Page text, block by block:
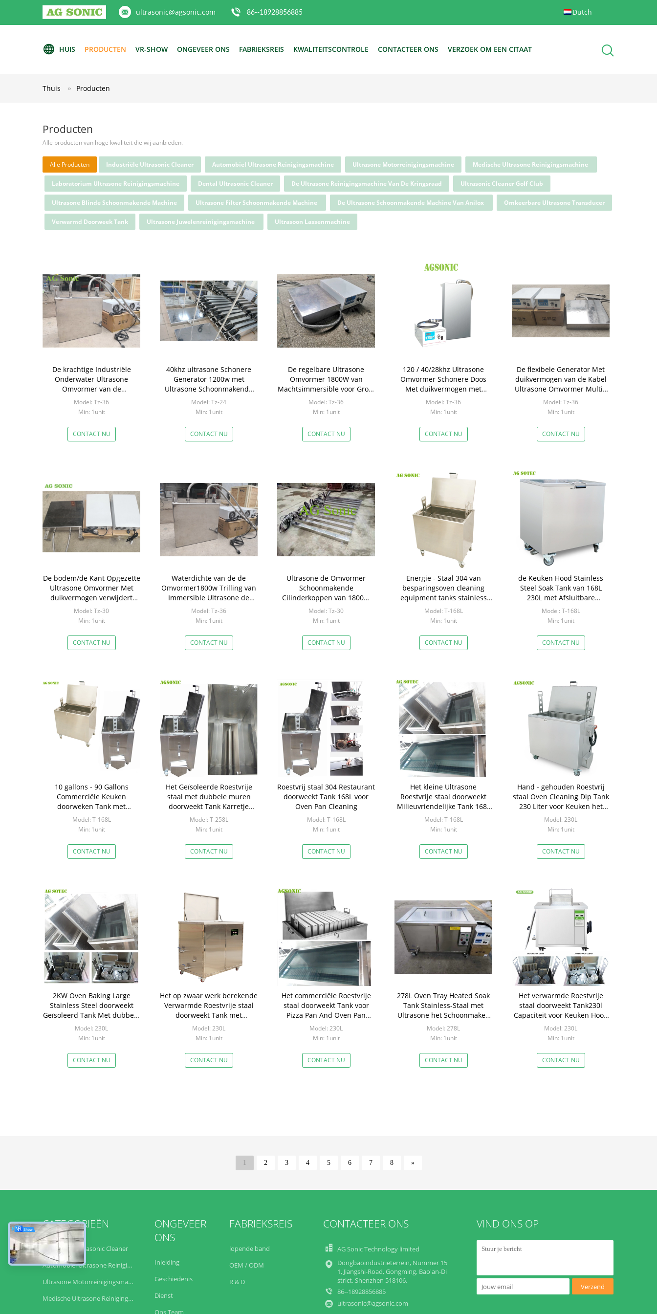
ultrasonic@agsonic.com 86--18928856885 Dutch
HUIS PRODUCTEN VR-SHOW ONGEVEER ONS FABRIEKSREIS KWALITEITSCONTROLE CONTACTEER ONS VERZOEK OM EEN CITAAT
Thuis Producten
Producten
Alle producten van hoge kwaliteit die wij aanbieden.
Alle Producten Industriële Ultrasonic Cleaner Automobiel Ultrasone Reinigingsmachine Ultrasone Motorreinigingsmachine Medische Ultrasone Reinigingsmachine
Laboratorium Ultrasone Reinigingsmachine Dental Ultrasonic Cleaner De Ultrasone Reinigingsmachine Van De Kringsraad Ultrasonic Cleaner Golf Club
Ultrasone Blinde Schoonmakende Machine Ultrasone Filter Schoonmakende Machine De Ultrasone Schoonmakende Machine Van Anilox Omkeerbare Ultrasone Transducer
Verwarmd Doorweek Tank Ultrasone Juwelenreinigingsmachine Ultrasoon Lassenmachine
De krachtige Industriële
Onderwater Ultrasone
Omvormer van de
Omvormeronderdompeling
Model: Tz-36
Min: 1unit
CONTACT NU
40khz ultrasone Schonere
Generator 1200w met
Ultrasone Schoonmakende
Omvormer
Model: Tz-24
Min: 1unit
CONTACT NU
De regelbare Ultrasone
Omvormer 1800W van
Machtsimmersible voor Grote
Vormdelen
Model: Tz-36
Min: 1unit
CONTACT NU
120 / 40/28khz Ultrasone
Omvormer Schonere Doos
Met duikvermogen met
Generator
Model: Tz-36
Min: 1unit
CONTACT NU
De flexibele Generator Met
duikvermogen van de Kabel
Ultrasone Omvormer Multi -
Frequenties
Model: Tz-36
Min: 1unit
CONTACT NU
De bodem/de Kant Opgezette
Ultrasone Omvormer Met
duikvermogen verwijdert
Olieleiding het Schoonmaken
Model: Tz-30
Min: 1unit
CONTACT NU
Waterdichte van de de
Omvormer1800w Trilling van
Immersible Ultrasone de
Generatorcontrole
Model: Tz-36
Min: 1unit
CONTACT NU
Ultrasone de Omvormer
Schoonmakende
Cilinderkoppen van 1800W
Immersible/Motorblokken
Model: Tz-30
Min: 1unit
CONTACT NU
Energie - Staal 304 van
besparingsoven cleaning
equipment tanks stainless
voor Keuken het
Schoonmaken
Model: T-168L
Min: 1unit
CONTACT NU
de Keuken Hood Stainless
Steel Soak Tank van 168L
230L met Afsluitbare
Beverwielen
Model: T-168L
Min: 1unit
CONTACT NU
10 gallons - 90 Gallons
Commerciële Keuken
doorweken Tank met
Afsluitbare Beverwielen
Model: T-168L
Min: 1unit
CONTACT NU
Het Geïsoleerde Roestvrije
staal met dubbele muren
doorweekt Tank Karretje
Verwarmde Ultrasone 2KW
Model: T-258L
Min: 1unit
CONTACT NU
Roestvrij staal 304 Restaurant
doorweekt Tank 168L voor
Oven Pan Cleaning
Model: T-168L
Min: 1unit
CONTACT NU
Het kleine Ultrasone
Roestvrije staal doorweekt
Milieuvriendelijke Tank 168L
40 Gallons
Model: T-168L
Min: 1unit
CONTACT NU
Hand - gehouden Roestvrij
staal Oven Cleaning Dip Tank
230 Liter voor Keuken het
Schoonmaken
Model: 230L
Min: 1unit
CONTACT NU
2KW Oven Baking Large
Stainless Steel doorweekt
Geïsoleerd Tank Met dubbele
muren
Model: 230L
Min: 1unit
CONTACT NU
Het op zwaar werk berekende
Verwarmde Roestvrije staal
doorweekt Tank met
Ultrasone Omvormers
Model: 230L
Min: 1unit
CONTACT NU
Het commerciële Roestvrije
staal doorweekt Tank voor
Pizza Pan And Oven Pan
Degreasing
Model: 230L
Min: 1unit
CONTACT NU
278L Oven Tray Heated Soak
Tank Stainless-Staal met
Ultrasone het Schoonmaken
Functie
Model: 278L
Min: 1unit
CONTACT NU
Het verwarmde Roestvrije
staal doorweekt Tank230l
Capaciteit voor Keuken Hood
Filter
Model: 230L
Min: 1unit
CONTACT NU
1 2 3 4 5 6 7 8 »
CATEGORIEËN
Industriële Ultrasonic Cleaner
Automobiel Ultrasone Reinigingsmachine
Ultrasone Motorreinigingsmachine
Medische Ultrasone Reinigingsmachine
ONGEVEER
ONS
Inleiding
Geschiedenis
Dienst
Ons Team
FABRIEKSREIS
lopende band
OEM / ODM
R & D
CONTACTEER ONS
AG Sonic Technology limited
Dongbaoindustrieterrein, Nummer 15
1, Jiangshi-Road, Gongming, Bao'an-Di
strict, Shenzhen 518106.
86--18928856885
ultrasonic@agsonic.com
VIND ONS OP
Verzend